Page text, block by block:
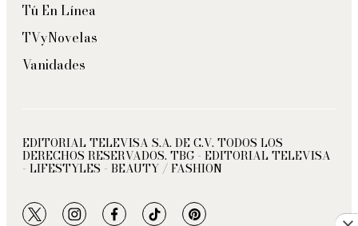
Tú En Línea
TVyNovelas
Vanidades
EDITORIAL TELEVISA S.A. DE C.V. TODOS LOS
DERECHOS RESERVADOS. TBG - EDITORIAL TELEVISA
- LIFESTYLES - BEAUTY / FASHION
twitterinstagramfacebooktiktokpinterest